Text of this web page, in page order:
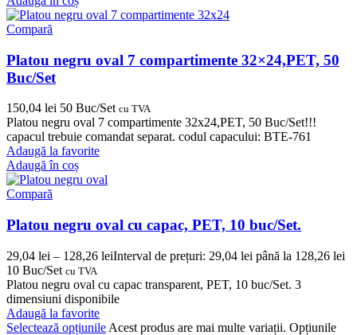
Compară
Platou negru oval 7 compartimente 32×24,PET, 50
Buc/Set
150,04 lei 50 Buc/Set cu TVA
Platou negru oval 7 compartimente 32x24,PET, 50 Buc/Set!!!
capacul trebuie comandat separat. codul capacului: BTE-761
Adaugă la favorite
Adaugă în coș
Compară
Platou negru oval cu capac, PET, 10 buc/Set.
29,04 lei – 128,26 leiInterval de prețuri: 29,04 lei până la 128,26 lei
10 Buc/Set cu TVA
Platou negru oval cu capac transparent, PET, 10 buc/Set. 3
dimensiuni disponibile
Adaugă la favorite
Selectează opțiunile Acest produs are mai multe variații. Opțiunile